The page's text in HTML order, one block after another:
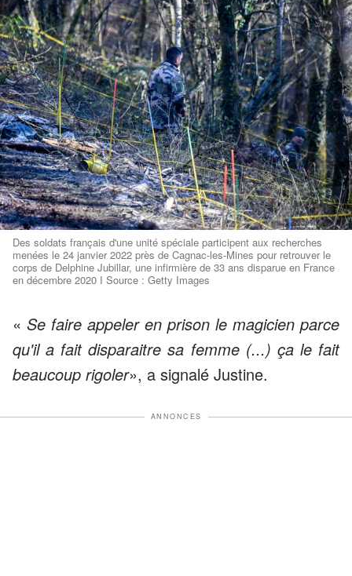
Des soldats français d'une unité spéciale participent aux recherches
menées le 24 janvier 2022 près de Cagnac-les-Mines pour retrouver le
corps de Delphine Jubillar, une infirmière de 33 ans disparue en France
en décembre 2020 I Source : Getty Images
« Se faire appeler en prison le magicien parce
qu'il a fait disparaitre sa femme (...) ça le fait
beaucoup rigoler», a signalé Justine.
ANNONCES